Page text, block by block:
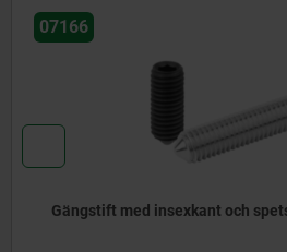
och spets DIN EN ISO 4027